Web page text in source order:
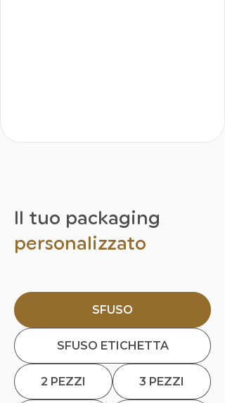
Il tuo packaging
personalizzato
SFUSO
SFUSO ETICHETTA
2 PEZZI 3 PEZZI